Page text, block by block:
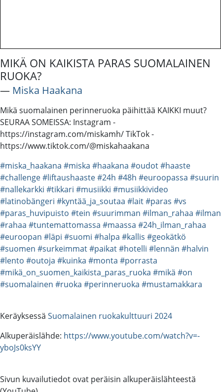
MIKÄ ON KAIKISTA PARAS SUOMALAINEN
RUOKA?
― Miska Haakana
Mikä suomalainen perinneruoka päihittää KAIKKI muut?
SEURAA SOMEISSA: Instagram -
https://instagram.com/miskamh/ TikTok -
https://www.tiktok.com/@miskahaakana
#miska_haakana #miska #haakana #oudot#haaste
#challenge#liftaushaaste#24h #48h #euroopassa #suurin
#nallekarkki #tikkari #musiikki #musiikkivideo
#latinobängeri #kyntää_ja_soutaa #lait#paras #vs
#paras_huvipuisto #tein #suurimman #ilman_rahaa #ilman
#rahaa #tuntemattomassa #maassa #24h_ilman_rahaa
#euroopan #läpi #suomi #halpa #kallis #geokätkö
#suomen #surkeimmat#paikat#hotelli #lennän #halvin
#lento #outoja #kuinka #monta #porrasta
#mikä_on_suomen_kaikista_paras_ruoka #mikä #on
#suomalainen #ruoka #perinneruoka #mustamakkara
Keräyksessä Suomalainen ruokakulttuuri 2024
Alkuperäislähde: https://www.youtube.com/watch?v=-
yboJs0ksYY
Sivun kuvailutiedot ovat peräisin alkuperäislähteestä